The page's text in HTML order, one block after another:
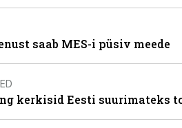
saab MES-i püsiv meede
kerkisid Eesti suurimateks